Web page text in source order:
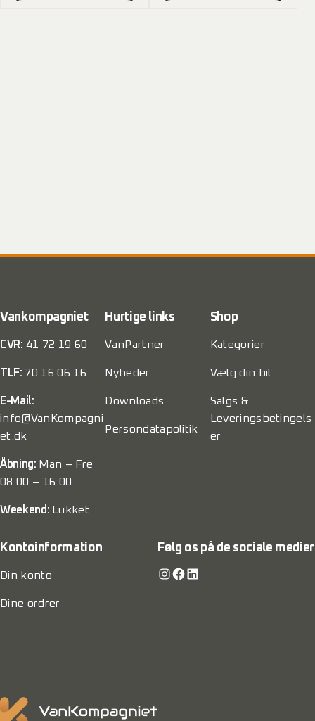
Vankompagniet
CVR: 41 72 19 60
TLF: 70 16 06 16
E-Mail:
info@VanKompagni
et.dk
Åbning: Man – Fre
08:00 – 16:00
Weekend: Lukket
Hurtige links
VanPartner
Nyheder
Downloads
Persondatapolitik
Shop
Kategorier
Vælg din bil
Salgs &
Leveringsbetingels
er
Kontoinformation
Din konto
Dine ordrer
Følg os på de sociale medier
Instagram Facebook LinkedIn